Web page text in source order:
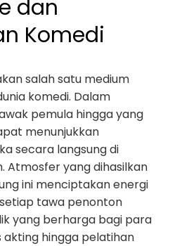
dan
Komedi
salah satu medium
komedi. Dalam
pemula hingga yang
menunjukkan
secara langsung di
Atmosfer yang dihasilkan
ini menciptakan energi
tawa penonton
yang berharga bagi para
akting hingga pelatihan